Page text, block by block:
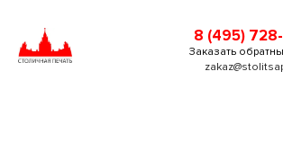
8 (495)
Заказать